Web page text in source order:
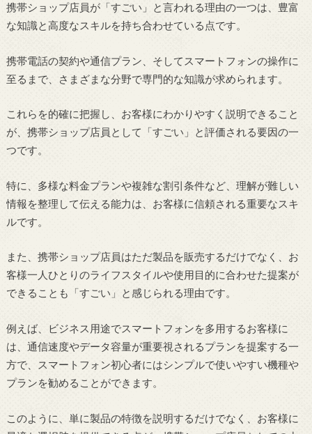
携帯ショップ店員が「すごい」と言われる理由の一つは、豊富
な知識と高度なスキルを持ち合わせている点です。
携帯電話の契約や通信プラン、そしてスマートフォンの操作に
至るまで、さまざまな分野で専門的な知識が求められます。
これらを的確に把握し、お客様にわかりやすく説明できること
が、携帯ショップ店員として「すごい」と評価される要因の一
つです。
特に、多様な料金プランや複雑な割引条件など、理解が難しい
情報を整理して伝える能力は、お客様に信頼される重要なスキ
ルです。
また、携帯ショップ店員はただ製品を販売するだけでなく、お
客様一人ひとりのライフスタイルや使用目的に合わせた提案が
できることも「すごい」と感じられる理由です。
例えば、ビジネス用途でスマートフォンを多用するお客様に
は、通信速度やデータ容量が重要視されるプランを提案する一
方で、スマートフォン初心者にはシンプルで使いやすい機種や
プランを勧めることができます。
このように、単に製品の特徴を説明するだけでなく、お客様に